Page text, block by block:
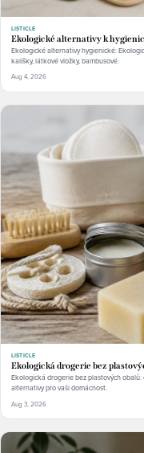
LISTICLE
Ekologické alternativy k
Ekologické alternativy hygienické:
kalíšky, látkové vložky, bambusové.
Aug 4, 2026
LISTICLE
Ekologická drogerie bez
Ekologická drogerie bez plastových
alternativy pro vaši domácnost.
Aug 3, 2026